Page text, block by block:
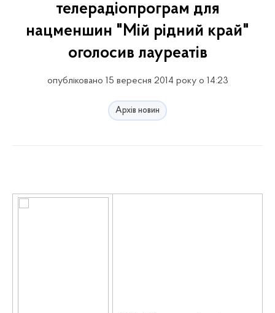
телерадіопрограм для
нацменшин "Мій рідний край"
оголосив лауреатів
опубліковано 15 вересня 2014 року о 14:23
Архів новин